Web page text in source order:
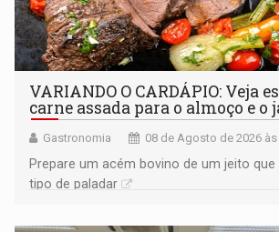
VARIANDO O CARDÁPIO: Veja
carne assada para o almoço e o
Gastronomia 08 de Agosto de 2026 às
Prepare um acém bovino de um jeito
tipo de paladar